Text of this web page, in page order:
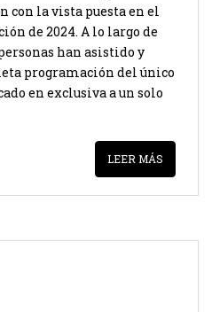
con la vista puesta en el
de 2024. A lo largo de
han asistido y
programación del único
en exclusiva a un solo
LEER MÁS